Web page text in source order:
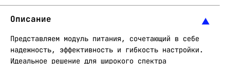
Описание
Представляем модуль питания, сочетающий в себе
надежность, эффективность и гибкость настройки.
Идеальное решение для широкого спектра